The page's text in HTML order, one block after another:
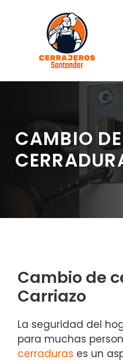
contenido
CAMBIO DE
Cambio de
Carriazo
La seguridad del
para muchas
cerraduras es un